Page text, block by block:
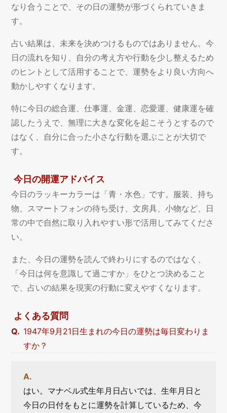
なり合うことで、その日の運勢が形づくられていきま
す。
占い結果は、未来を決めつけるものではありません。今
日の流れを知り、自分の考え方や行動を少し整えるため
のヒントとして活用することで、運勢をより良い方向へ
動かしやすくなります。
特に今日の総合運、仕事運、金運、恋愛運、健康運を確
認したうえで、無理に大きな変化を起こそうとするので
はなく、自分に合った小さな行動を選ぶことが大切で
す。
今日の開運アドバイス
今日のラッキーカラーは「青・水色」です。服装、持ち
物、スマートフォンの待ち受け、文房具、小物など、日
常の中で自然に取り入れやすい形で活用してみてくださ
い。
また、今日の運勢を読んで終わりにするのではなく、
「今日は何を意識して過ごすか」をひとつ決めること
で、占いの結果を現実の行動に変えやすくなります。
よくある質問
1947年9月21日生まれの今日の運勢は毎日変わりま
すか？
はい。マナベル式生年月日占いでは、生年月日と
今日の日付をもとに運勢を計算しているため、今